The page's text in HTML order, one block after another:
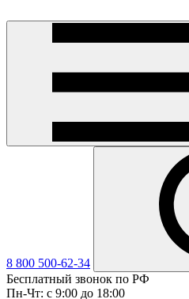
8 800 500-62-34
Бесплатный звонок по РФ
Пн-Чт: с 9:00 до 18:00